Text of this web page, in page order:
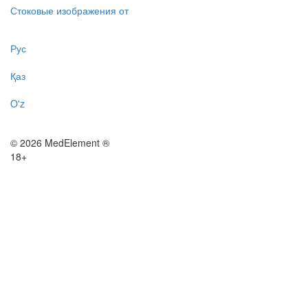
Стоковые изображения от
Рус
Қаз
O'z
© 2026 MedElement ®
18+